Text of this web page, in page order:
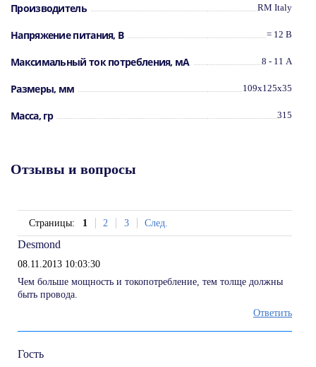
Производитель RM Italy
Напряжение питания, В = 12 В
Максимальный ток потребления, мА 8 - 11 А
Размеры, мм 109x125x35
Масса, гр 315
Отзывы и вопросы
Страницы: 1 2 3 След.
Desmond
08.11.2013 10:03:30
Чем больше мощность и токопотребление, тем толще должны
быть провода.
Ответить
Гость